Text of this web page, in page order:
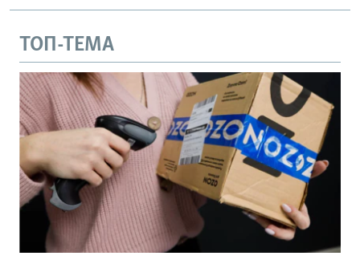
ТОП-ТЕМА